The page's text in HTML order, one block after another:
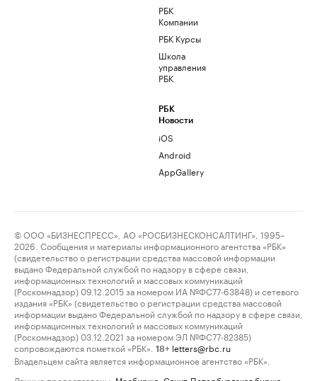
РБК
Компании
РБК Курсы
Школа
управления
РБК
РБК
Новости
iOS
Android
AppGallery
© ООО «БИЗНЕСПРЕСС», АО «РОСБИЗНЕСКОНСАЛТИНГ», 1995–
2026. Сообщения и материалы информационного агентства «РБК»
(свидетельство о регистрации средства массовой информации
выдано Федеральной службой по надзору в сфере связи,
информационных технологий и массовых коммуникаций
(Роскомнадзор) 09.12.2015 за номером ИА №ФС77-63848) и сетевого
издания «РБК» (свидетельство о регистрации средства массовой
информации выдано Федеральной службой по надзору в сфере связи,
информационных технологий и массовых коммуникаций
(Роскомнадзор) 03.12.2021 за номером ЭЛ №ФС77-82385)
сопровождаются пометкой «РБК».
18+ letters@rbc.ru
Владельцем сайта является информационное агентство «РБК».